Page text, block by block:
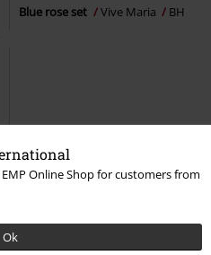
Online Shop for customers from
Ok
Blue rose set Vive Maria BH